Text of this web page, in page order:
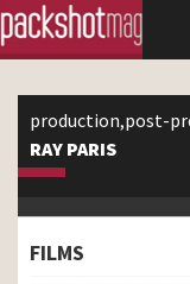
production,post-
RAY PARIS
FILMS